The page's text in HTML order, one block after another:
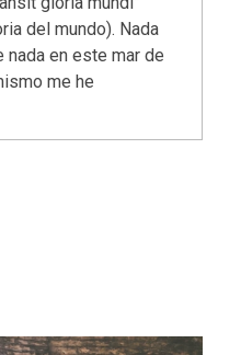
del mundo). Nada
nada en este mar de
me he